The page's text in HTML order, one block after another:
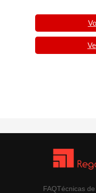
FAQTécnicas